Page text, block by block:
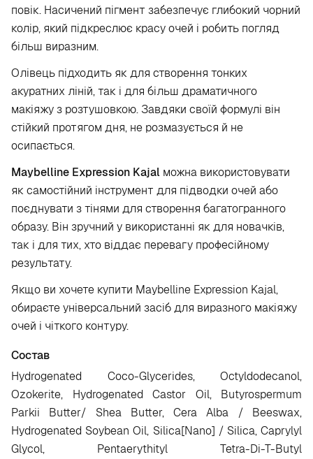
повік. Насичений пігмент забезпечує глибокий чорний
колір, який підкреслює красу очей і робить погляд
більш виразним.
Олівець підходить як для створення тонких
акуратних ліній, так і для більш драматичного
макіяжу з розтушовкою. Завдяки своїй формулі він
стійкий протягом дня, не розмазується й не
осипається.
Maybelline Expression Kajal можна використовувати
як самостійний інструмент для підводки очей або
поєднувати з тінями для створення багатогранного
образу. Він зручний у використанні як для новачків,
так і для тих, хто віддає перевагу професійному
результату.
Якщо ви хочете купити Maybelline Expression Kajal,
обираєте універсальний засіб для виразного макіяжу
очей і чіткого контуру.
Состав
Hydrogenated Coco-Glycerides, Octyldodecanol,
Ozokerite, Hydrogenated Castor Oil, Butyrospermum
Parkii Butter/ Shea Butter, Cera Alba / Beeswax,
Hydrogenated Soybean Oil, Silica[Nano] / Silica, Caprylyl
Glycol, Pentaerythityl Tetra-Di-T-Butyl